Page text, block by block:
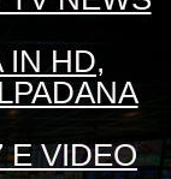
IN HD,
E VIDEO